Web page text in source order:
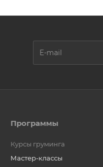
Программы
Курсы груминга
Мастер-классы